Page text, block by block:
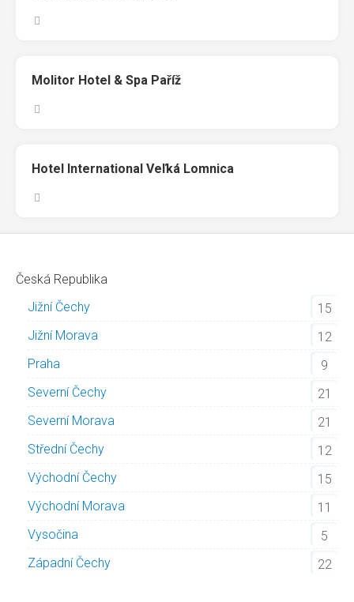
Molitor Hotel & Spa Paříž
Hotel International Veľká Lomnica
Česká Republika
Jižní Čechy
15
Jižní Morava
12
Praha
9
Severní Čechy
21
Severní Morava
21
Střední Čechy
12
Východní Čechy
15
Východní Morava
11
Vysočina
5
Západní Čechy
22